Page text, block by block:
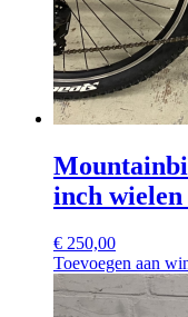
inch
€ 250,00
Toevoegen aan